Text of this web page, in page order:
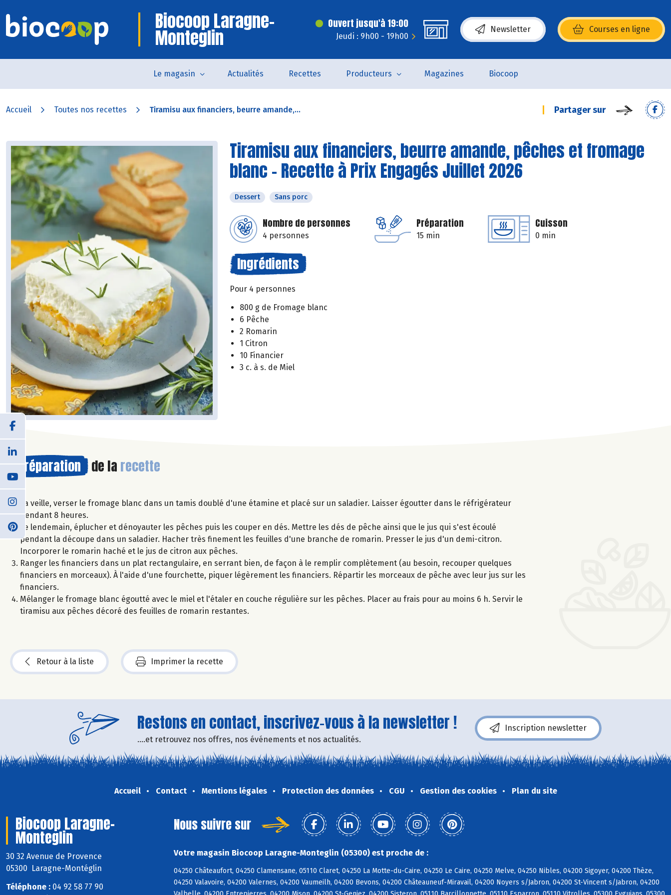
Biocoop Laragne-
Monteglin
Ouvert jusqu'à 19:00
Jeudi : 9h00 - 19h00
Newsletter Courses en ligne
(s’ouvre dans une nouvelle fenêtre)
Le magasin Actualités Recettes Producteurs Magazines Biocoop
Accueil Toutes nos recettes Tiramisu aux financiers, beurre amande,... Partager sur
Tiramisu aux financiers, beurre amande, pêches et fromage
blanc - Recette à Prix Engagés Juillet 2026
Dessert Sans porc
Nombre de personnes
4 personnes
Préparation
15 min
Cuisson
0 min
Ingrédients
Pour 4 personnes
800 g de Fromage blanc
6 Pêche
2 Romarin
1 Citron
10 Financier
3 c. à s. de Miel
Préparation de la recette
La veille, verser le fromage blanc dans un tamis doublé d'une étamine et placé sur un saladier. Laisser égoutter dans le réfrigérateur
pendant 8 heures.
Le lendemain, éplucher et dénoyauter les pêches puis les couper en dés. Mettre les dés de pêche ainsi que le jus qui s'est écoulé
pendant la découpe dans un saladier. Hacher très finement les feuilles d'une branche de romarin. Presser le jus d'un demi-citron.
Incorporer le romarin haché et le jus de citron aux pêches.
Ranger les financiers dans un plat rectangulaire, en serrant bien, de façon à le remplir complètement (au besoin, recouper quelques
financiers en morceaux). À l'aide d'une fourchette, piquer légèrement les financiers. Répartir les morceaux de pêche avec leur jus sur les
financiers.
Mélanger le fromage blanc égoutté avec le miel et l'étaler en couche régulière sur les pêches. Placer au frais pour au moins 6 h. Servir le
tiramisu aux pêches décoré des feuilles de romarin restantes.
Retour à la liste Imprimer la recette
Restons en contact, inscrivez-vous à la newsletter !
....et retrouvez nos offres, nos événements et nos actualités.
Inscription newsletter
Accueil Contact Mentions légales Protection des données CGU Gestion des cookies Plan du site
Biocoop Laragne-
Monteglin
30 32 Avenue de Provence
05300 Laragne-Montéglin
Téléphone : 04 92 58 77 90
Nous suivre sur
Votre magasin Biocoop Laragne-Monteglin (05300) est proche de :
04250 Châteaufort, 04250 Clamensane, 05110 Claret, 04250 La Motte-du-Caire, 04250 Le Caire, 04250 Melve, 04250 Nibles, 04200 Sigoyer, 04200 Thèze,
04250 Valavoire, 04200 Valernes, 04200 Vaumeilh, 04200 Bevons, 04200 Châteauneuf-Miravail, 04200 Noyers s/Jabron, 04200 St-Vincent s/Jabron, 04200